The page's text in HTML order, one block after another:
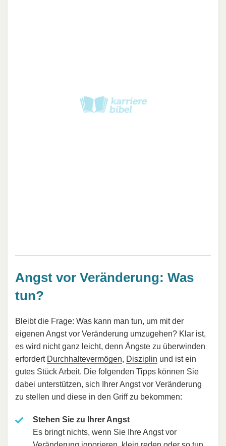
Angst vor Veränderung: Was
tun?
Bleibt die Frage: Was kann man tun, um mit der
eigenen Angst vor Veränderung umzugehen? Klar ist,
es wird nicht ganz leicht, denn Ängste zu überwinden
erfordert Durchhaltevermögen, Disziplin und ist ein
gutes Stück Arbeit. Die folgenden Tipps können Sie
dabei unterstützen, sich Ihrer Angst vor Veränderung
zu stellen und diese in den Griff zu bekommen:
Stehen Sie zu Ihrer Angst
Es bringt nichts, wenn Sie Ihre Angst vor